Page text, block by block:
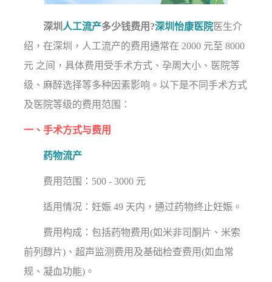
深圳 人工流产多少钱费用?深圳怡康医院医生介
绍，在深圳，人工流产的费用通常在 2000 元至 8000
元 之间，具体费用受手术方式、孕周大小、医院等
级、麻醉选择等多种因素影响。以下是不同手术方式
及医院等级的费用范围：
一、手术方式与费用
药物流产
费用范围：500 - 3000 元
适用情况：妊娠 49 天内，通过药物终止妊娠。
费用构成：包括药物费用(如米非司酮片、米索
前列醇片)、超声监测费用及基础检查费用(如血常
规、凝血功能)。